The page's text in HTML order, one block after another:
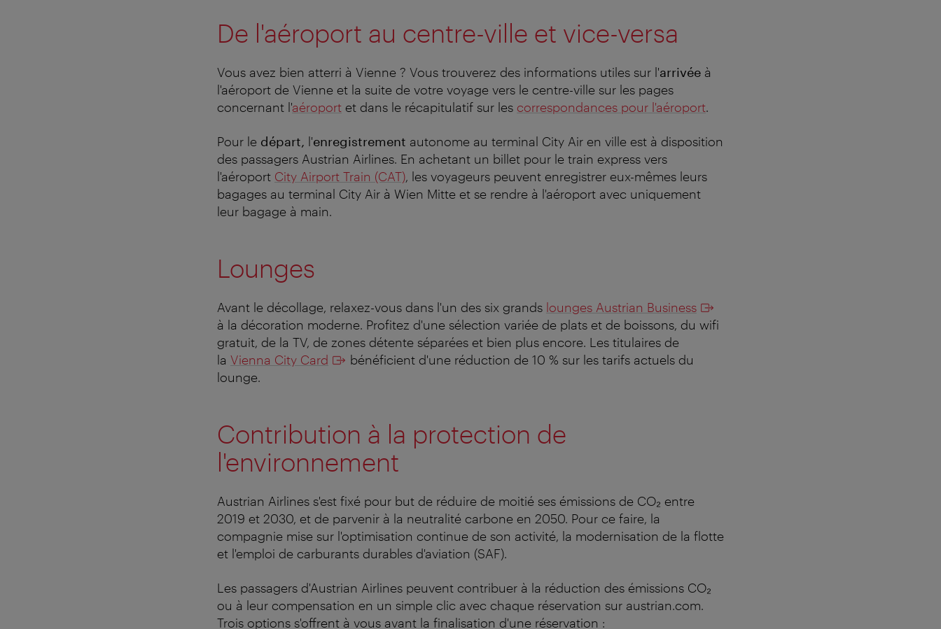
De l'aéroport au centre-ville et vice-versa
Vous avez bien atterri à Vienne ? Vous trouverez des informations utiles sur l'arrivée à
l'aéroport de Vienne et la suite de votre voyage vers le centre-ville sur les pages
concernant l'aéroport et dans le récapitulatif sur les correspondances pour l'aéroport.
Pour le départ, l'enregistrement autonome au terminal City Air en ville est à disposition
des passagers Austrian Airlines. En achetant un billet pour le train express vers
l'aéroport City Airport Train (CAT), les voyageurs peuvent enregistrer eux-mêmes leurs
bagages au terminal City Air à Wien Mitte et se rendre à l'aéroport avec uniquement
leur bagage à main.
Lounges
Avant le décollage, relaxez-vous dans l'un des six grands lounges Austrian Business
à la décoration moderne. Profitez d'une sélection variée de plats et de boissons, du wifi
gratuit, de la TV, de zones détente séparées et bien plus encore. Les titulaires de
la Vienna City Card
bénéficient d'une réduction de 10 % sur les tarifs actuels du
lounge.
Contribution à la protection de
l'environnement
Austrian Airlines s'est fixé pour but de réduire de moitié ses émissions de CO₂ entre
2019 et 2030, et de parvenir à la neutralité carbone en 2050. Pour ce faire, la
compagnie mise sur l'optimisation continue de son activité, la modernisation de la flotte
et l'emploi de carburants durables d'aviation (SAF).
Les passagers d'Austrian Airlines peuvent contribuer à la réduction des émissions CO₂
ou à leur compensation en un simple clic avec chaque réservation sur austrian.com.
Trois options s'offrent à vous avant la finalisation d'une réservation :